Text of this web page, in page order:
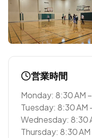
営業時間
Monday: 8:30 AM
Tuesday: 8:30 AM
Wednesday: 8:30
Thursday: 8:30